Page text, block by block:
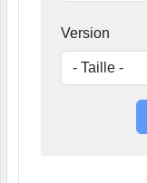
Version